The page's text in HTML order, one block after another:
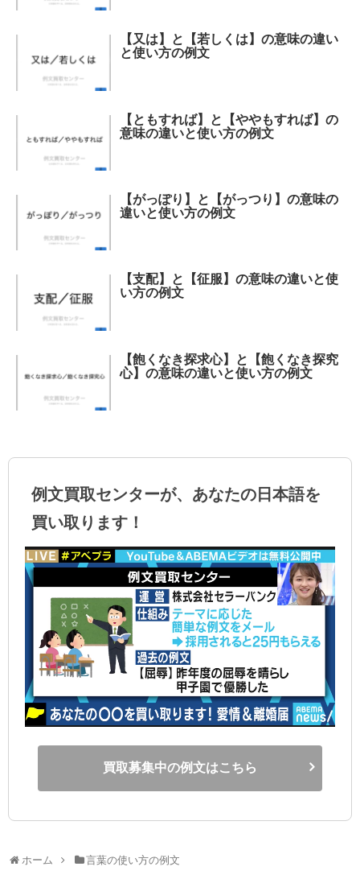
【又は】と【若しくは】の意味の違い
と使い方の例文
【ともすれば】と【ややもすれば】の
意味の違いと使い方の例文
【がっぽり】と【がっつり】の意味の
違いと使い方の例文
【支配】と【征服】の意味の違いと使
い方の例文
【飽くなき探求心】と【飽くなき探究
心】の意味の違いと使い方の例文
例文買取センターが、あなたの日本語を
買い取ります！
買取募集中の例文はこちら
ホーム 言葉の使い方の例文